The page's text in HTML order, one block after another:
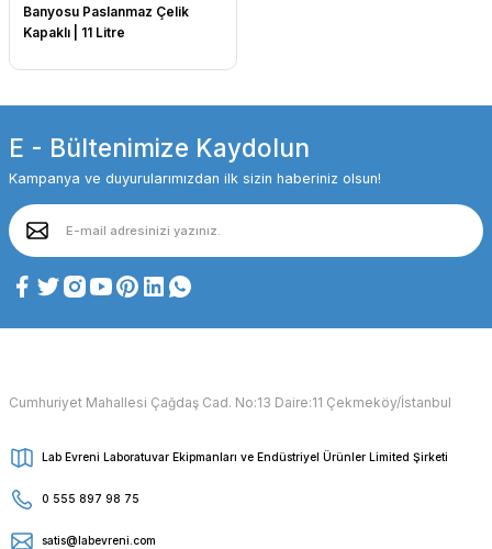
Banyosu Paslanmaz Çelik
Kapaklı | 11 Litre
E - Bültenimize Kaydolun
Kampanya ve duyurularımızdan ilk sizin haberiniz olsun!
Cumhuriyet Mahallesi Çağdaş Cad. No:13 Daire:11 Çekmeköy/İstanbul
Lab Evreni Laboratuvar Ekipmanları ve Endüstriyel Ürünler Limited Şirketi
0 555 897 98 75
satis@labevreni.com